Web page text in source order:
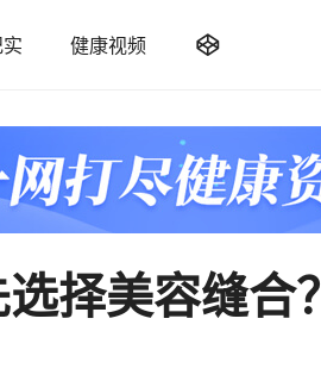
健康视频 
择美容缝合？